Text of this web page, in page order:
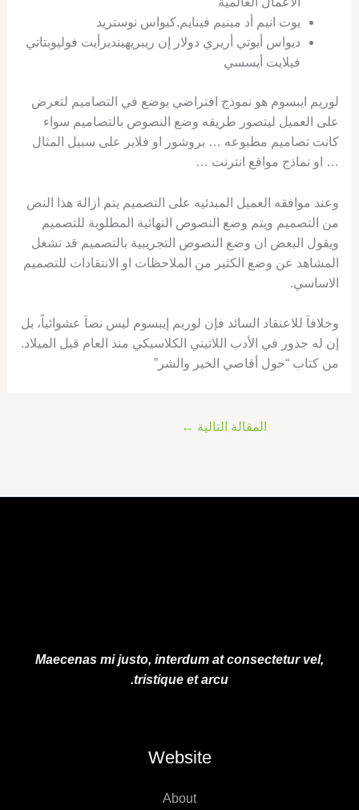
يوت انيم أد مينيم فينايم,كيواس نوستريد
ديواس أيوتي أريري دولار إن ريبريهينديرأيت فوليوبتاتي
فيلايت أيسسي
لوريم ايبسوم هو نموذج افتراضي يوضع في التصاميم لتعرض
على العميل ليتصور طريقه وضع النصوص بالتصاميم سواء
كانت تصاميم مطبوعه … بروشور او فلاير على سبيل المثال
… او نماذج مواقع انترنت …
وعند موافقه العميل المبدئيه على التصميم يتم ازالة هذا النص
من التصميم ويتم وضع النصوص النهائية المطلوبة للتصميم
ويقول البعض ان وضع النصوص التجريبية بالتصميم قد تشغل
المشاهد عن وضع الكثير من الملاحظات او الانتقادات للتصميم
الاساسي.
وخلافاَ للاعتقاد السائد فإن لوريم إيبسوم ليس نصاَ عشوائياً، بل
إن له جذور في الأدب اللاتيني الكلاسيكي منذ العام قبل الميلاد.
من كتاب “حول أقاصي الخير والشر”
المقالة التالية ←
Maecenas mi justo, interdum at consectetur vel,
tristique et arcu.
Website
About